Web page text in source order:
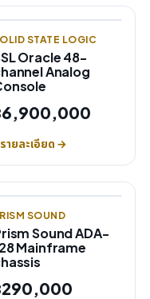
STATE LOGIC
Oracle 48-
Analog
6,900,000
ายละเอียด →
SOUND
Sound ADA-
Mainframe
290,000